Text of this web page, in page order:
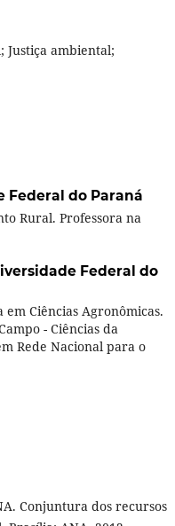
Justiça ambiental;
Federal do Paraná
Rural. Professora na
Federal do
Ciências Agronômicas.
- Ciências da
Rede Nacional para o
Conjuntura dos recursos